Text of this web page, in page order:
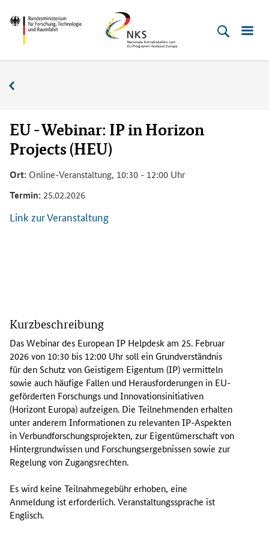
zum
Inhalt
(Eingabetaste)
zum
Hauptmenu
(Eingabetaste)
zur
Suche
(Eingabetaste)
zur
Fußleiste
(Enter)
Bundesministerium
Technologie
Raumfahrt
Horizont
Europa
EU - Webinar: IP in Horizon
Projects (HEU)
Ort: Online-Veranstaltung, 10:30 - 12:00 Uhr
Termin: 25.02.2026
Link zur Veranstaltung
s
W
e
b
i
n
a
r
d
e
s
u
r
o
Kurzbeschreibung
Das Webinar des European IP Helpdesk am 25. Februar
2026 von 10:30 bis 12:00 Uhr soll ein Grundverständnis
für den Schutz von Geistigem Eigentum (IP) vermitteln
sowie auch häufige Fallen und Herausforderungen in EU-
geförderten Forschungs und Innovationsinitiativen
(Horizont Europa) aufzeigen. Die Teilnehmenden erhalten
unter anderem Informationen zu relevanten IP-Aspekten
in Verbundforschungsprojekten, zur Eigentümerschaft von
Hintergrundwissen und Forschungsergebnissen sowie zur
Regelung von Zugangsrechten.
Es wird keine Teilnahmegebühr erhoben, eine
Anmeldung ist erforderlich. Veranstaltungssprache ist
Englisch.